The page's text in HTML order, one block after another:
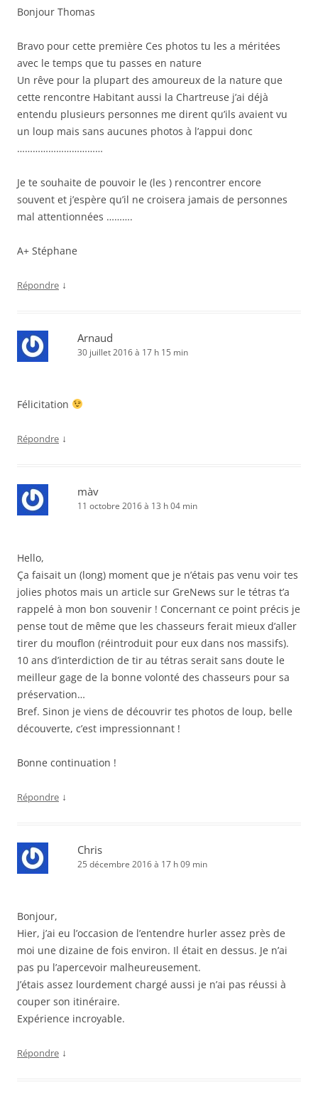
Bonjour Thomas
Bravo pour cette première Ces photos tu les a méritées
avec le temps que tu passes en nature
Un rêve pour la plupart des amoureux de la nature que
cette rencontre Habitant aussi la Chartreuse j’ai déjà
entendu plusieurs personnes me dirent qu’ils avaient vu
un loup mais sans aucunes photos à l’appui donc
……………………………
Je te souhaite de pouvoir le (les ) rencontrer encore
souvent et j’espère qu’il ne croisera jamais de personnes
mal attentionnées ……….
A+ Stéphane
Répondre ↓
Arnaud
30 juillet 2016 à 17 h 15 min
Félicitation
Répondre ↓
màv
11 octobre 2016 à 13 h 04 min
Hello,
Ça faisait un (long) moment que je n’étais pas venu voir tes
jolies photos mais un article sur GreNews sur le tétras t’a
rappelé à mon bon souvenir ! Concernant ce point précis je
pense tout de même que les chasseurs ferait mieux d’aller
tirer du mouflon (réintroduit pour eux dans nos massifs).
10 ans d’interdiction de tir au tétras serait sans doute le
meilleur gage de la bonne volonté des chasseurs pour sa
préservation…
Bref. Sinon je viens de découvrir tes photos de loup, belle
découverte, c’est impressionnant !
Bonne continuation !
Répondre ↓
Chris
25 décembre 2016 à 17 h 09 min
Bonjour,
Hier, j’ai eu l’occasion de l’entendre hurler assez près de
moi une dizaine de fois environ. Il était en dessus. Je n’ai
pas pu l’apercevoir malheureusement.
J’étais assez lourdement chargé aussi je n’ai pas réussi à
couper son itinéraire.
Expérience incroyable.
Répondre ↓